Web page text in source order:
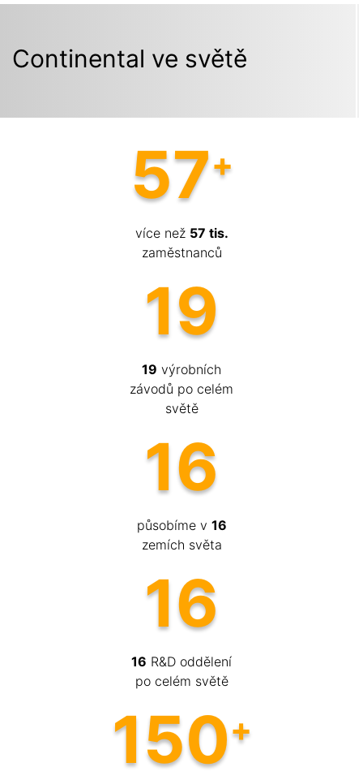
Continental ve světě
57
více než 57 tis.
zaměstnanců
19
19 výrobních
závodů po celém
světě
16
působíme v 16
zemích světa
16
16 R&D oddělení
po celém světě
150